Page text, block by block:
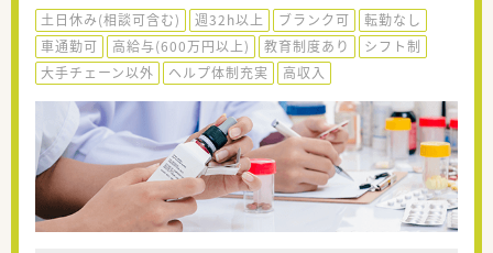
土日休み(相談可含む) 週32h以上 ブランク可
転勤なし
車通勤可
高給与(600万円以上) 教育制度あり
シフト制
大手チェーン以外
ヘルプ体制充実 高収入